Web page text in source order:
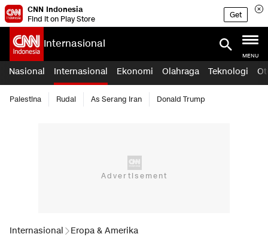
CNN Indonesia
Find it on Play Store
Get
Internasional
MENU
Nasional Internasional Ekonomi Olahraga Teknologi
Palestina Rudal As Serang Iran Donald Trump
Internasional Eropa & Amerika